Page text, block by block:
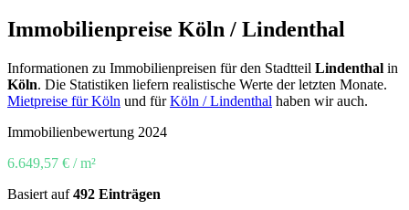
Immobilienpreise Köln / Lindenthal
Informationen zu Immobilienpreisen für den Stadtteil Lindenthal in
Köln. Die Statistiken liefern realistische Werte der letzten Monate.
Mietpreise für Köln und fürKöln / Lindenthal haben wir auch.
Immobilienbewertung 2024
6.649,57 € / m²
Basiert auf492 Einträgen